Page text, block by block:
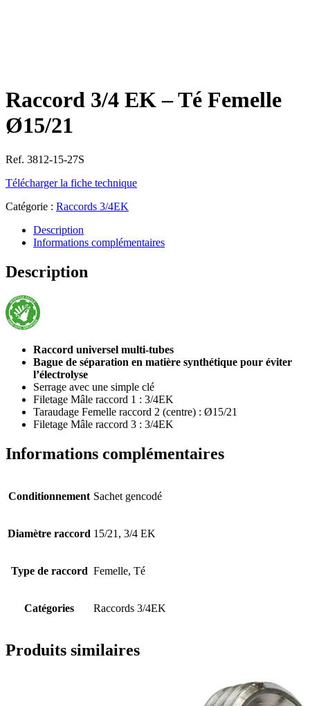
Raccord 3/4 EK – Té Femelle
Ø15/21
Ref. 3812-15-27S
Télécharger la fiche technique
Catégorie : Raccords 3/4EK
Description
Informations complémentaires
Description
Raccord universel multi-tubes
Bague de séparation en matière synthétique pour éviter
l’électrolyse
Serrage avec une simple clé
Filetage Mâle raccord 1 : 3/4EK
Taraudage Femelle raccord 2 (centre) : Ø15/21
Filetage Mâle raccord 3 : 3/4EK
Informations complémentaires
Conditionnement Sachet gencodé
Diamètre raccord 15/21, 3/4 EK
Type de raccord Femelle, Té
Catégories Raccords 3/4EK
Produits similaires